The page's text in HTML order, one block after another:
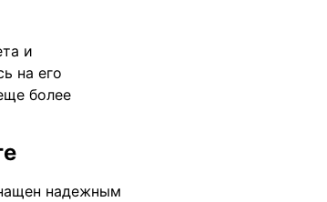
и
на его
более
надежным